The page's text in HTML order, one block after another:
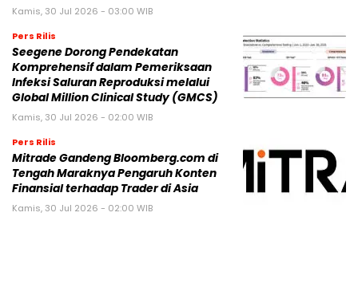
Kamis, 30 Jul 2026 - 03:00 WIB
Pers Rilis
Seegene Dorong Pendekatan
Komprehensif dalam Pemeriksaan
Infeksi Saluran Reproduksi melalui
Global Million Clinical Study (GMCS)
Kamis, 30 Jul 2026 - 02:00 WIB
Pers Rilis
Mitrade Gandeng Bloomberg.com di
Tengah Maraknya Pengaruh Konten
Finansial terhadap Trader di Asia
Kamis, 30 Jul 2026 - 02:00 WIB